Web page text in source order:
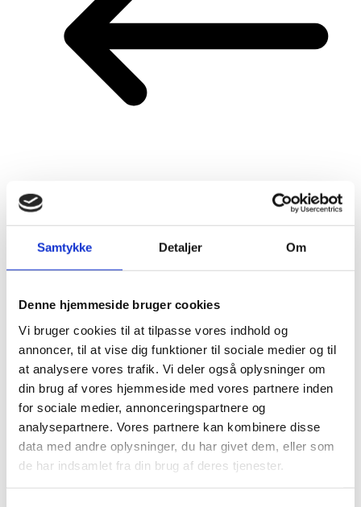
Samtykke Detaljer Om
Denne hjemmeside bruger cookies
Vi bruger cookies til at tilpasse vores indhold og
annoncer, til at vise dig funktioner til sociale medier og til
at analysere vores trafik. Vi deler også oplysninger om
din brug af vores hjemmeside med vores partnere inden
for sociale medier, annonceringspartnere og
analysepartnere. Vores partnere kan kombinere disse
data med andre oplysninger, du har givet dem, eller som
de har indsamlet fra din brug af deres tjenester.
BERT SVALEBØLLE